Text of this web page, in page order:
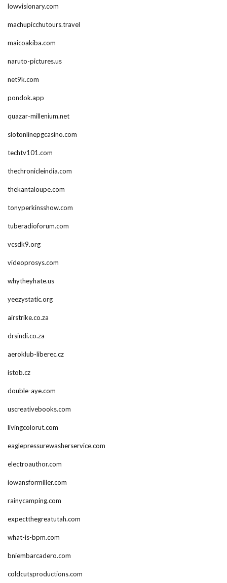
lowvisionary.com
machupicchutours.travel
maicoakiba.com
naruto-pictures.us
net9k.com
pondok.app
quazar-millenium.net
slotonlinepgcasino.com
techtv101.com
thechronicleindia.com
thekantaloupe.com
tonyperkinsshow.com
tuberadioforum.com
vcsdk9.org
videoprosys.com
whytheyhate.us
yeezystatic.org
airstrike.co.za
drsindi.co.za
aeroklub-liberec.cz
istob.cz
double-aye.com
uscreativebooks.com
livingcolorut.com
eaglepressurewasherservice.com
electroauthor.com
iowansformiller.com
rainycamping.com
expectthegreatutah.com
what-is-bpm.com
bniembarcadero.com
coldcutsproductions.com